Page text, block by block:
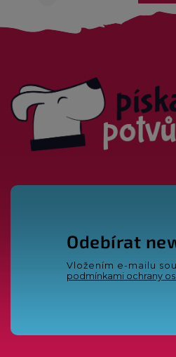
Odebírat
Vložením e-mailu
podmínkami ochrany